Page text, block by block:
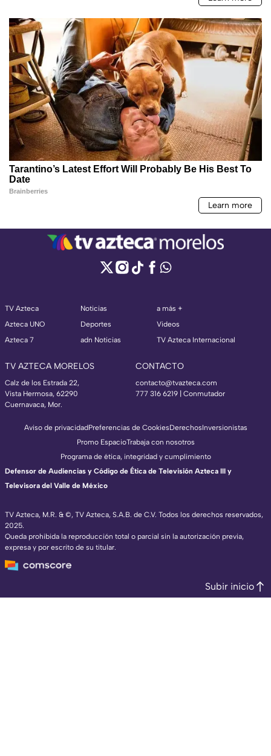
TV Azteca
Azteca UNO
Azteca 7
Noticias
Deportes
adn Noticias
a más +
Videos
TV Azteca Internacional
TV AZTECA MORELOS
Calz de los Estrada 22,
Vista Hermosa, 62290
Cuernavaca, Mor.
CONTACTO
contacto@tvazteca.com
777 316 6219 | Conmutador
TV Azteca, M.R. & ©, TV Azteca, S.A.B. de C.V. Todos los derechos reservados,
2025.
Queda prohibida la reproducción total o parcial sin la autorización previa,
expresa y por escrito de su titular.
Aviso de privacidadPreferencias de CookiesDerechosInversionistas
Promo EspacioTrabaja con nosotros
Programa de ética, integridad y cumplimiento
Defensor de Audiencias y Código de Ética de Televisión Azteca III y
Televisora del Valle de México
Subir inicio